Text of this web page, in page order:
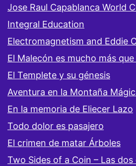
Jose Raul Capablanca World
Integral Education
Electromagnetism and Eddie
El Malecón es mucho más
El Templete y su génesis
Aventura en la Montaña
En la memoria de Eliecer Lazo
Todo dolor es pasajero
El crimen de matar Árboles
Two Sides of a Coin – Las dos